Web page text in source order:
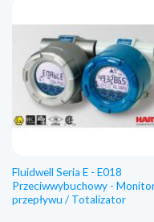
Fluidwell Seria E - E018
Przeciwwybuchowy -
przepływu / Totalizator